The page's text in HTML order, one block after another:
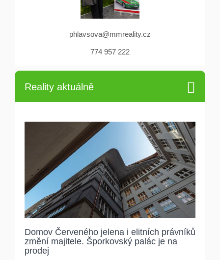
phlavsova@mmreality.cz
774 957 222
Reality aktuálně
Domov Červeného jelena i elitních právníků
změní majitele. Šporkovský palác je na
prodej